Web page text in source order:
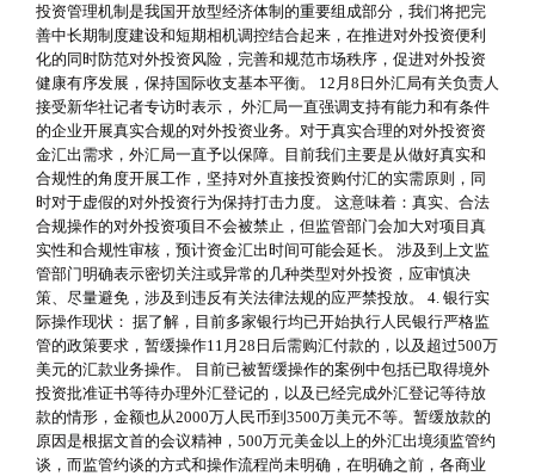
投资管理机制是我国开放型经济体制的重要组成部分，我们将把完
善中长期制度建设和短期相机调控结合起来，在推进对外投资便利
化的同时防范对外投资风险，完善和规范市场秩序，促进对外投资
健康有序发展，保持国际收支基本平衡。 12月8日外汇局有关负责人
接受新华社记者专访时表示， 外汇局一直强调支持有能力和有条件
的企业开展真实合规的对外投资业务。对于真实合理的对外投资资
金汇出需求，外汇局一直予以保障。目前我们主要是从做好真实和
合规性的角度开展工作，坚持对外直接投资购付汇的实需原则，同
时对于虚假的对外投资行为保持打击力度。 这意味着：真实、合法
合规操作的对外投资项目不会被禁止，但监管部门会加大对项目真
实性和合规性审核，预计资金汇出时间可能会延长。 涉及到上文监
管部门明确表示密切关注或异常的几种类型对外投资，应审慎决
策、尽量避免，涉及到违反有关法律法规的应严禁投放。 4. 银行实
际操作现状： 据了解，目前多家银行均已开始执行人民银行严格监
管的政策要求，暂缓操作11月28日后需购汇付款的，以及超过500万
美元的汇款业务操作。 目前已被暂缓操作的案例中包括已取得境外
投资批准证书等待办理外汇登记的，以及已经完成外汇登记等待放
款的情形，金额也从2000万人民币到3500万美元不等。暂缓放款的
原因是根据文首的会议精神，500万元美金以上的外汇出境须监管约
谈，而监管约谈的方式和操作流程尚未明确，在明确之前，各商业